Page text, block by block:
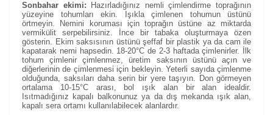
Sonbahar ekimi: Hazırladığınız nemli çimlendirme toprağının
yüzeyine tohumları ekin. Işıkla çimlenen tohumun üstünü
örtmeyin. Nemini koruması için toprağın üstüne az miktarda
vermikülit serpebilirsiniz. İnce bir tabaka oluşturmaya özen
gösterin. Ekim saksısının üstünü şeffaf bir plastik ya da cam ile
kapatarak nemi hapsedin. 18-20°C de 2-3 haftada çimlenirler. İlk
tohum çimlenir çimlenmez, üretim saksının üstünü açın ve
diğerlerinin de çimlenmesi için bekleyin. Yeterli sayıda çimlenme
olduğunda, saksıları daha serin bir yere taşıyın. Don görmeyen
ortalama 10-15°C arası, bol ışık alan bir alan idealdir.
Isıtmadığınız kapalı balkonunuz ya da dış mekanda ışık alan,
kapalı sera ortamı kullanılabilecek alanlardır.